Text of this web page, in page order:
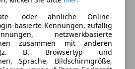
Schwarz
Metallic
Sonstige
oder ähnliche Online-
basierte Kennungen, zufällig
netzwerkbasierte
zusammen mit anderen
(z. B. Browsertyp und
Sprache, Bildschirmgröße,